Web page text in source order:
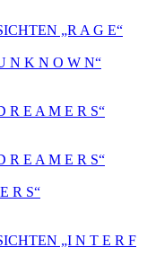
„R A G E“
N K N O W N“
R E A M E R S“
R E A M E R S“
R S“
„I N T E R F